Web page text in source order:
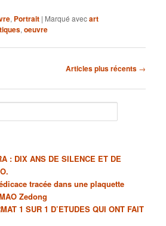
, Portrait | Marqué avecart
,oeuvre
Articles plus récents →
: DIX ANS DE SILENCE ET DE
tracée dans une plaquette
Zedong
1 SUR 1 D’ETUDES QUI ONT FAIT